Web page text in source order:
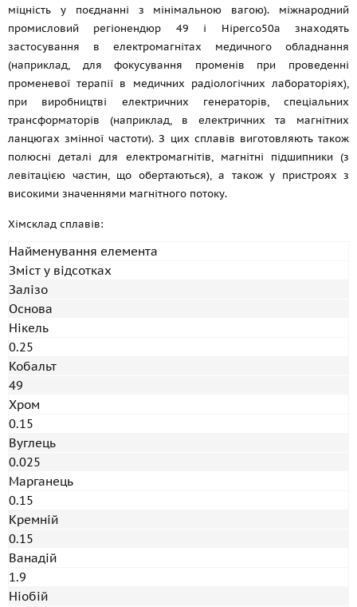
міцність у поєднанні з мінімальною вагою). міжнародний
промисловий регіонендюр 49 і Hiperco50a знаходять
застосування в електромагнітах медичного обладнання
(наприклад, для фокусування променів при проведенні
променевої терапії в медичних радіологічних лабораторіях),
при виробництві електричних генераторів, спеціальних
трансформаторів (наприклад, в електричних та магнітних
ланцюгах змінної частоти). З цих сплавів виготовляють також
полюсні деталі для електромагнітів, магнітні підшипники (з
левітацією частин, що обертаються), а також у пристроях з
високими значеннями магнітного потоку.
Хімсклад сплавів:
Найменування елемента
Зміст у відсотках
Залізо
Основа
Нікель
0.25
Кобальт
49
Хром
0.15
Вуглець
0.025
Марганець
0.15
Кремній
0.15
Ванадій
1.9
Ніобій